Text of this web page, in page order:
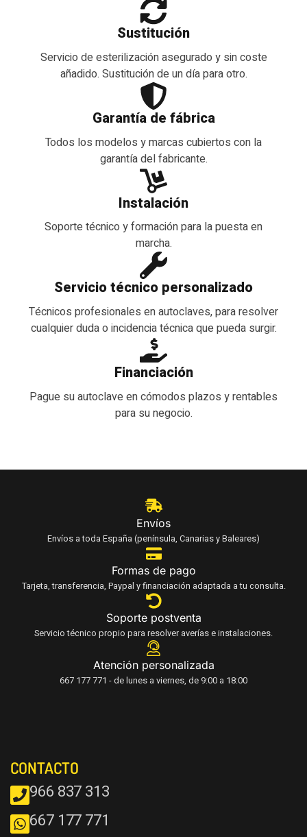
Sustitución
Servicio de esterilización asegurado y sin coste
añadido. Sustitución de un día para otro.
Garantía de fábrica
Todos los modelos y marcas cubiertos con la
garantía del fabricante.
Instalación
Soporte técnico y formación para la puesta en
marcha.
Servicio técnico personalizado
Técnicos profesionales en autoclaves, para resolver
cualquier duda o incidencia técnica que pueda surgir.
Financiación
Pague su autoclave en cómodos plazos y rentables
para su negocio.
Envíos
Envíos a toda España (península, Canarias y Baleares)
Formas de pago
Tarjeta, transferencia, Paypal y financiación adaptada a tu consulta.
Soporte postventa
Servicio técnico propio para resolver averías e instalaciones.
Atención personalizada
667 177 771 - de lunes a viernes, de 9:00 a 18:00
CONTACTO
966 837 313
667 177 771